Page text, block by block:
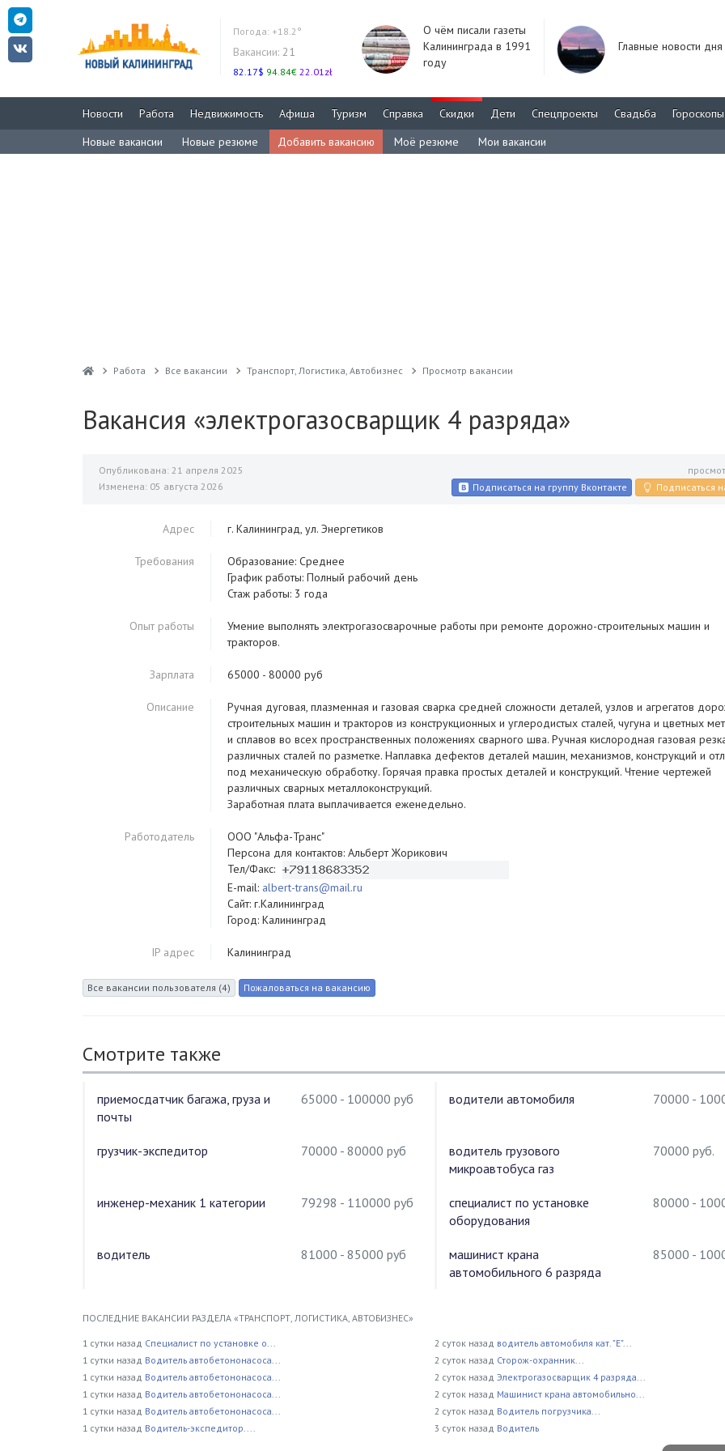
Погода: +18.2°
Вакансии: 21
82.17$ 94.84€ 22.01zł
О чём писали газеты
Калининграда в 1991
году
Главные новости дня
Новости Работа Недвижимость Афиша Туризм Справка Скидки Дети Спецпроекты Свадьба
Гороскопы
Новые вакансии
Новые резюме Добавить вакансию Моё резюме Мои вакансии
Работа Все вакансии Транспорт, Логистика, Автобизнес Просмотр вакансии
Вакансия «электрогазосварщик 4 разряда»
Опубликована: 21 апреля 2025
Изменена: 05 августа 2026
Подписаться
Подписаться на группу Вконтакте
Адрес г. Калининград, ул. Энергетиков
Требования
Образование: Среднее
График работы: Полный рабочий день
Стаж работы: 3 года
Опыт работы
Умение выполнять электрогазосварочные работы при ремонте дорожно-строительных машин и
тракторов.
Зарплата 65000 - 80000 руб
Описание
Ручная дуговая, плазменная и газовая сварка средней сложности деталей, узлов и агрегатов
строительных машин и тракторов из конструкционных и углеродистых сталей, чугуна и цветных
и сплавов во всех пространственных положениях сварного шва. Ручная кислородная газовая
различных сталей по разметке. Наплавка дефектов деталей машин, механизмов, конструкций и
под механическую обработку. Горячая правка простых деталей и конструкций. Чтение чертежей
различных сварных металлоконструкций.
Заработная плата выплачивается еженедельно.
Работодатель
ООО "Альфа-Транс"
Персона для контактов: Альберт Жорикович
Тел/Факс:
E-mail: albert-trans@mail.ru
Сайт: г.Калининград
Город: Калининград
IP адрес Калининград
Смотрите также
приемосдатчик багажа, груза и
почты
65000 - 100000 руб водители автомобиля 70000 -
грузчик-экспедитор 70000 - 80000 руб
водитель грузового
микроавтобуса газ
70000 руб.
инженер-механик 1 категории 79298 - 110000 руб
специалист по установке
оборудования
80000 -
водитель 81000 - 85000 руб
машинист крана
автомобильного 6 разряда
85000 -
ПОСЛЕДНИЕ ВАКАНСИИ РАЗДЕЛА «ТРАНСПОРТ, ЛОГИСТИКА, АВТОБИЗНЕС»
1 сутки назад Специалист по установке о...
1 сутки назад Водитель автобетононасоса...
1 сутки назад Водитель автобетононасоса...
1 сутки назад Водитель автобетононасоса...
1 сутки назад Водитель автобетононасоса...
1 сутки назад Водитель-экспедитор....
2 суток назад водитель автомобиля кат. "Е"...
2 суток назад Сторож-охранник...
2 суток назад Электрогазосварщик 4 разряда...
2 суток назад Машинист крана автомобильно...
2 суток назад Водитель погрузчика...
3 суток назад Водитель